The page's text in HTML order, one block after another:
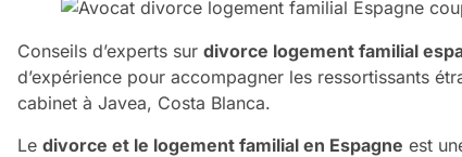
Conseils d’experts sur divorce logement familial
d’expérience pour accompagner les ressortissants
cabinet à Javea, Costa Blanca.
Le divorce et le logement familial en Espagne est